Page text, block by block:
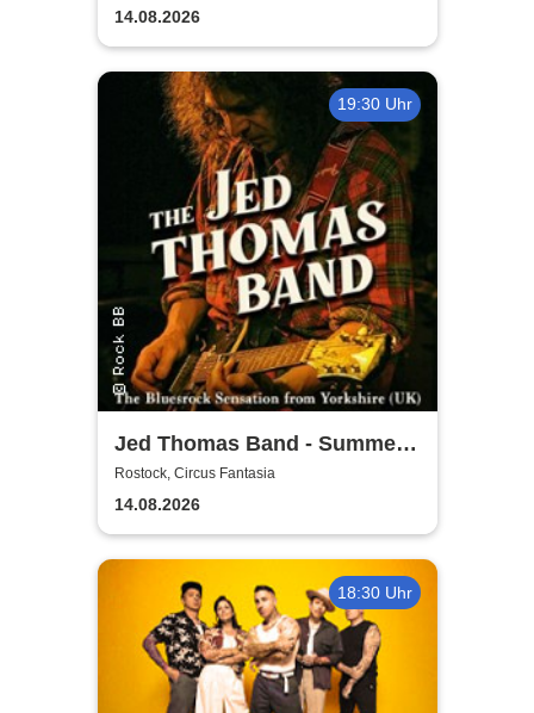
14.08.2026
19:30 Uhr
Jed Thomas Band - Summer
Tour 2026
Rostock, Circus Fantasia
14.08.2026
18:30 Uhr